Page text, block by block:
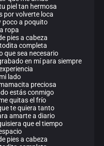
piel tan hermosa
por volverte loca
poco a poquito
ropa
pies a cabeza
completa
que sea necesario
en mí para siempre
lado
preciosa
estás conmigo
quitas el frío
te quiera tanto
amarte a diario
que el tiempo
pies a cabeza